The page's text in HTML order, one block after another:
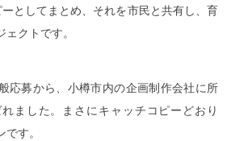
としてまとめ、それを市民と共有し、育
クトです。
応募から、小樽市内の企画制作会社に所
ました。まさにキャッチコピーどおり
す。